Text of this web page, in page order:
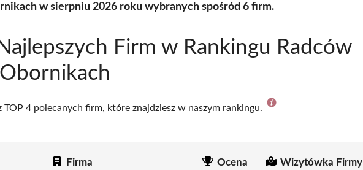
w sierpniu 2026 roku wybranych spośród 6 firm.
Firm w Rankingu Radców
TOP 4 polecanych firm, które znajdziesz w naszym rankingu.
Firma Ocena Wizytówka Firmy